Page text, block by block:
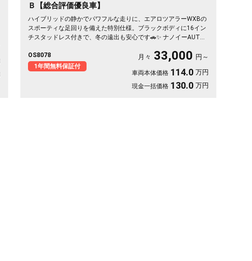
Ｂ【総合評価優良車】
ハイブリッドの静かでパワフルな走りに、エアロツアラーWXBの
スポーティな足回りを備えた特別仕様。ブラックボディに16イン
チスタッドレス付きで、冬の遠出も安心です🚗✨ ナノイーAUTO
ビとバックカメラで、初めての道も駐車もスッと決まります🎵 週
末のドライブも通勤も、燃費を気にせず走り出せる一台💫《1年保
OS8078
1年間無料保証付
月々 33,000 円～
車両本体価格 114.0 万円
現金一括価格 130.0 万円